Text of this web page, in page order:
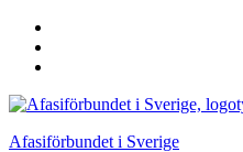
sidfoten
Afasiförbundet i Sverige